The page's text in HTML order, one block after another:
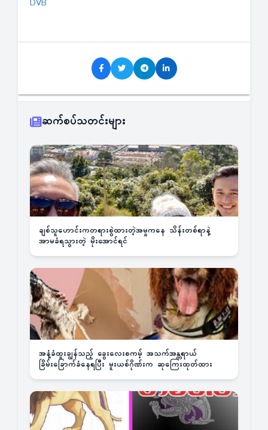
ဆက်စပ်သတင်းများ
ချစ်သူဟောင်းကတရားစွဲထားတဲ့အမှုကနေ သိန်းတစ်ရာနဲ့
အာမခံရသွားတဲ့ မိုးအောင်ရင်
အနံ့ခံထူးချွန်သည့် ခွေးလေးစကမ့် အသက်အန္တရာယ်
ခြိမ်းခြောက်ခံနေရပြီး မူးယစ်ဂိုဏ်းက ဆုကြေးထုတ်ထား